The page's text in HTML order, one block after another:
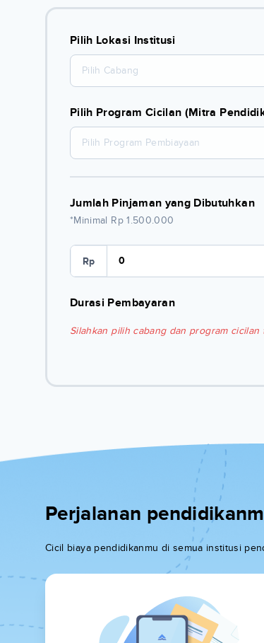
Pilih Lokasi Institusi
Pilih Cabang
Pilih Program Cicilan (Mitra
Pilih Program Pembiayaan
Jumlah Pinjaman yang Dibutuhkan
*Minimal Rp 1.500.000
Rp
Durasi Pembayaran
Silahkan pilih cabang dan program
Perjalanan
Cicil biaya pendidikanmu di semua institusi